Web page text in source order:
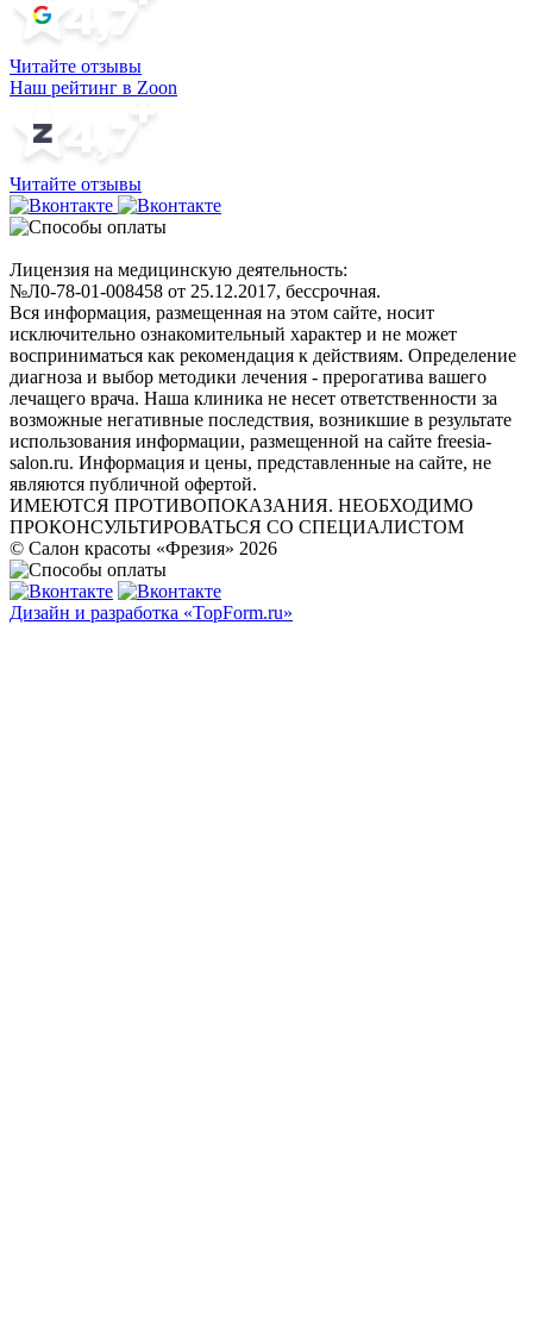
Читайте отзывы
Наш рейтинг в Zoon
Читайте отзывы
Лицензия на медицинскую деятельность:
№Л0-78-01-008458 от 25.12.2017, бессрочная.
Вся информация, размещенная на этом сайте, носит
исключительно ознакомительный характер и не может
восприниматься как рекомендация к действиям. Определение
диагноза и выбор методики лечения - прерогатива вашего
лечащего врача. Наша клиника не несет ответственности за
возможные негативные последствия, возникшие в результате
использования информации, размещенной на сайте freesia-
salon.ru. Информация и цены, представленные на сайте, не
являются публичной офертой.
ИМЕЮТСЯ ПРОТИВОПОКАЗАНИЯ. НЕОБХОДИМО
ПРОКОНСУЛЬТИРОВАТЬСЯ СО СПЕЦИАЛИСТОМ
© Салон красоты «Фрезия» 2026
Дизайн и разработка «TopForm.ru»